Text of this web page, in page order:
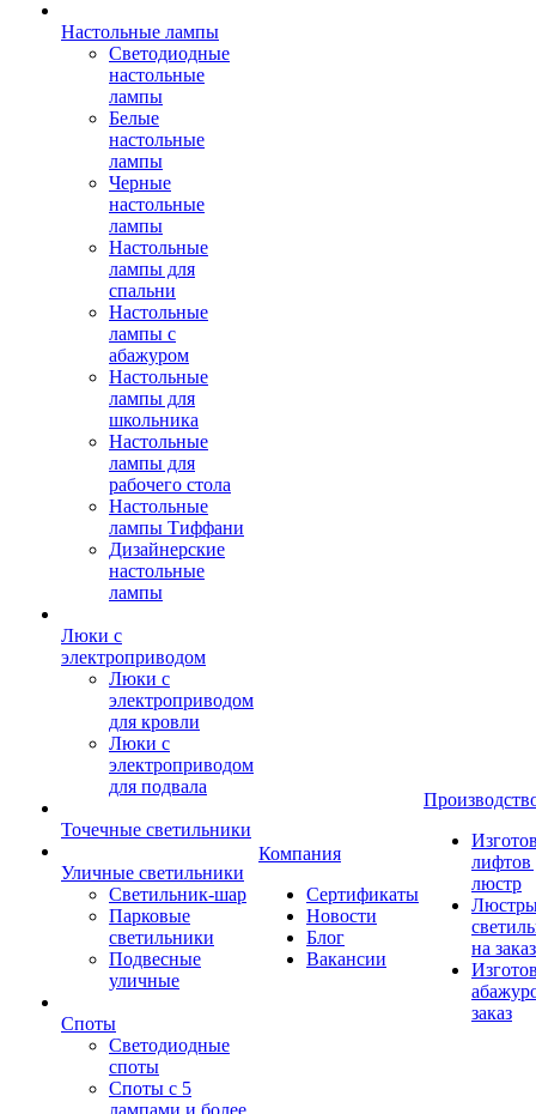
Настольные лампы
Светодиодные
настольные
лампы
Белые
настольные
лампы
Черные
настольные
лампы
Настольные
лампы для
спальни
Настольные
лампы с
абажуром
Настольные
лампы для
школьника
Настольные
лампы для
рабочего стола
Настольные
лампы Тиффани
Дизайнерские
настольные
лампы
Люки с
электроприводом
Люки с
электроприводом
для кровли
Люки с
электроприводом
для подвала
Точечные светильники
Уличные светильники
Светильник-шар
Парковые
светильники
Подвесные
уличные
Споты
Светодиодные
споты
Споты с 5
лампами и более
Компания
Сертификаты
Новости
Блог
Вакансии
лифтов
люстр
на заказ
заказ